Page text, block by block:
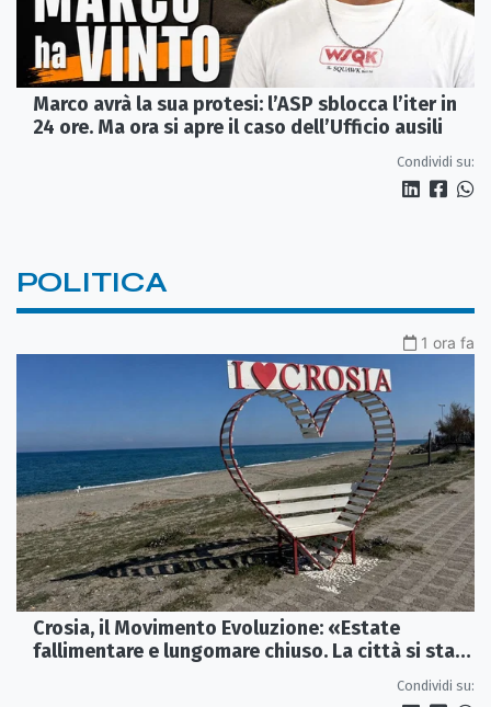
Marco avrà la sua protesi: l’ASP sblocca l’iter in
24 ore. Ma ora si apre il caso dell’Ufficio ausili
Condividi su:
POLITICA
1 ora fa
Crosia, il Movimento Evoluzione: «Estate
fallimentare e lungomare chiuso. La città si sta
Condividi su: